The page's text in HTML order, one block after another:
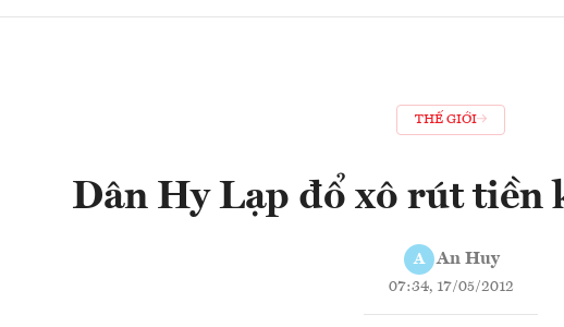
THẾ GIỚI
Dân Hy Lạp đổ xô rút tiền
A An Huy
07:34, 17/05/2012